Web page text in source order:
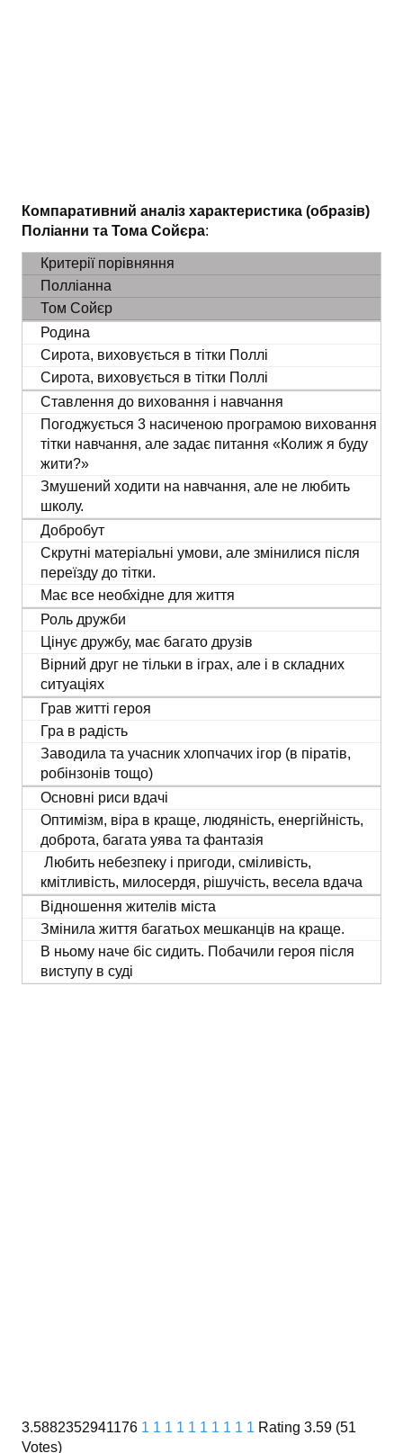
Компаративний аналіз характеристика (образів)
Поліанни та Тома Сойєра:
Критерії порівняння
Полліанна
Том Сойєр
Родина
Сирота, виховується в тітки Поллі
Сирота, виховується в тітки Поллі
Ставлення до виховання і навчання
Погоджується 3 насиченою програмою виховання
тітки навчання, але задає питання «Колиж я буду
жити?»
Змушений ходити на навчання, але не любить
школу.
Добробут
Скрутні матеріальні умови, але змінилися після
переїзду до тітки.
Має все необхідне для життя
Роль дружби
Цінує дружбу, має багато друзів
Вірний друг не тільки в іграх, але і в складних
ситуаціях
Грав житті героя
Гра в радість
Заводила та учасник хлопчачих ігор (в піратів,
робінзонів тощо)
Основні риси вдачі
Оптимізм, віра в краще, людяність, енергійність,
доброта, багата уява та фантазія
Любить небезпеку і пригоди, сміливість,
кмітливість, милосердя, рішучість, весела вдача
Відношення жителів міста
Змінила життя багатьох мешканців на краще.
В ньому наче біс сидить. Побачили героя після
виступу в суді
3.5882352941176 1 1 1 1 1 1 1 1 1 1 Rating 3.59 (51
Votes)